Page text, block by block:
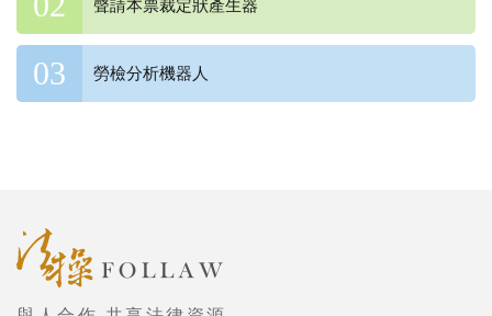
聲請本票裁定狀產生器
勞檢分析機器人